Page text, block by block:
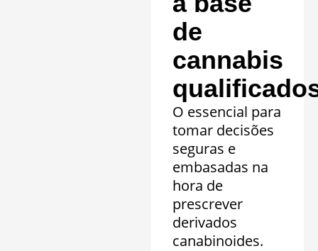
de
cannabis
O essencial para
tomar decisões
seguras e
embasadas na
hora de
prescrever
derivados
canabinoides.